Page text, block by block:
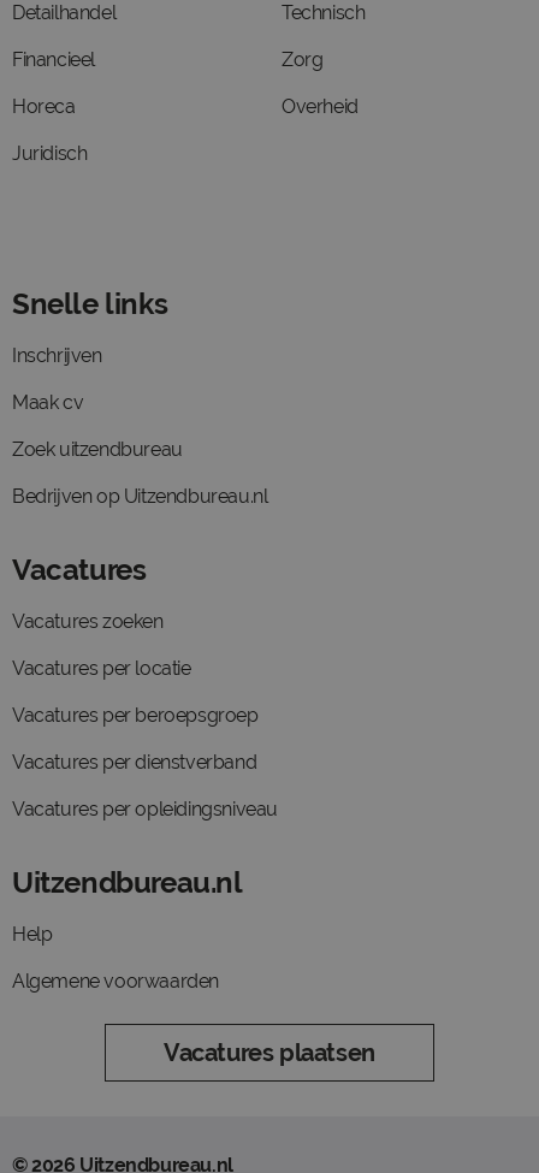
Detailhandel
Financieel
Horeca
Juridisch
Technisch
Zorg
Overheid
Snelle links
Inschrijven
Maak cv
Zoek uitzendbureau
Bedrijven op Uitzendbureau.nl
Vacatures
Vacatures zoeken
Vacatures per locatie
Vacatures per beroepsgroep
Vacatures per dienstverband
Vacatures per opleidingsniveau
Uitzendbureau.nl
Help
Algemene voorwaarden
Vacatures plaatsen
© 2026 Uitzendbureau.nl